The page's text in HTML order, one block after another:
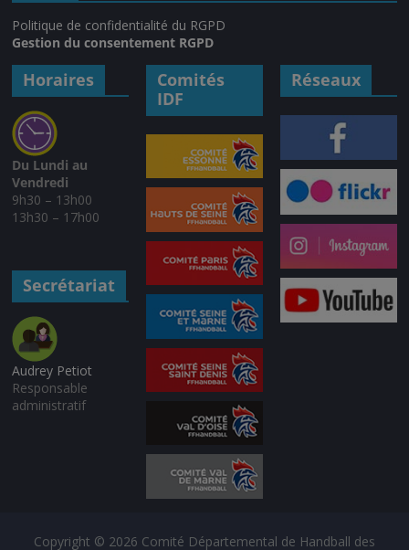
Politique de confidentialité du RGPD
Gestion du consentement RGPD
Horaires
Du Lundi au
Vendredi
9h30 – 13h00
13h30 – 17h00
Secrétariat
Audrey Petiot
Responsable
administratif
Comités
IDF
Réseaux
Copyright © 2026 Comité Départemental de Handball des